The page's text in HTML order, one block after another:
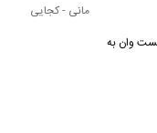
نکست وان به
مانی - کجایی